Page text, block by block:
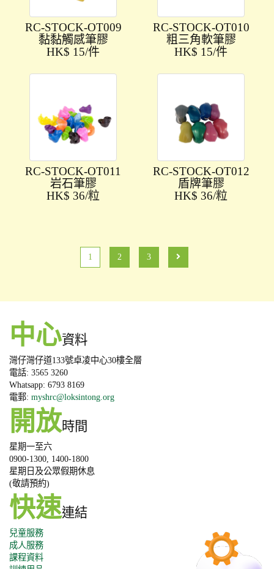
RC-STOCK-OT009
黏黏觸感筆膠
HK$ 15/件
RC-STOCK-OT010
粗三角軟筆膠
HK$ 15/件
RC-STOCK-OT011
岩石筆膠
HK$ 36/粒
RC-STOCK-OT012
盾牌筆膠
HK$ 36/粒
1 2 3
中心資料
灣仔灣仔道133號卓凌中心30樓全層
電話: 3565 3260
Whatsapp: 6793 8169
電郵: myshrc@loksintong.org
開放時間
星期一至六
0900-1300, 1400-1800
星期日及公眾假期休息
(敬請預約)
快速連結
兒童服務
成人服務
課程資料